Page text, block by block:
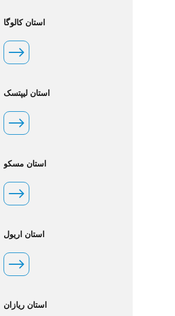
استان کالوگا
استان لیپتسک
استان مسکو
استان اریول
استان ریازان